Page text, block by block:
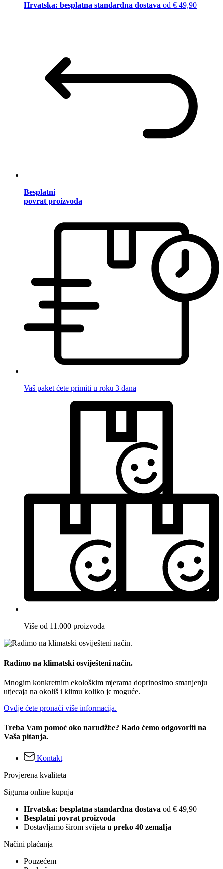
Hrvatska: besplatna standardna dostava od € 49,90
Besplatni
povrat proizvoda
Vaš paket ćete primiti u roku 3 dana
Više od 11.000 proizvoda
Radimo na klimatski osviješteni način.
Mnogim konkretnim ekološkim mjerama doprinosimo smanjenju
utjecaja na okoliš i klimu koliko je moguće.
Ovdje ćete pronaći više informacija.
Treba Vam pomoć oko narudžbe? Rado ćemo odgovoriti na
Vaša pitanja.
Kontakt
Provjerena kvaliteta
Sigurna online kupnja
Hrvatska: besplatna standardna dostava od € 49,90
Besplatni povrat proizvoda
Dostavljamo širom svijeta u preko 40 zemalja
Načini plaćanja
Pouzećem